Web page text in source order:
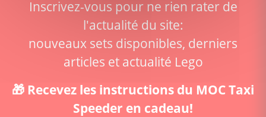
Inscrivez-vous pour ne rien rater de
l'actualité du site:
nouveaux sets disponibles, derniers
articles et actualité Lego
🎁 Recevez les instructions du MOC Taxi
Speeder en cadeau!